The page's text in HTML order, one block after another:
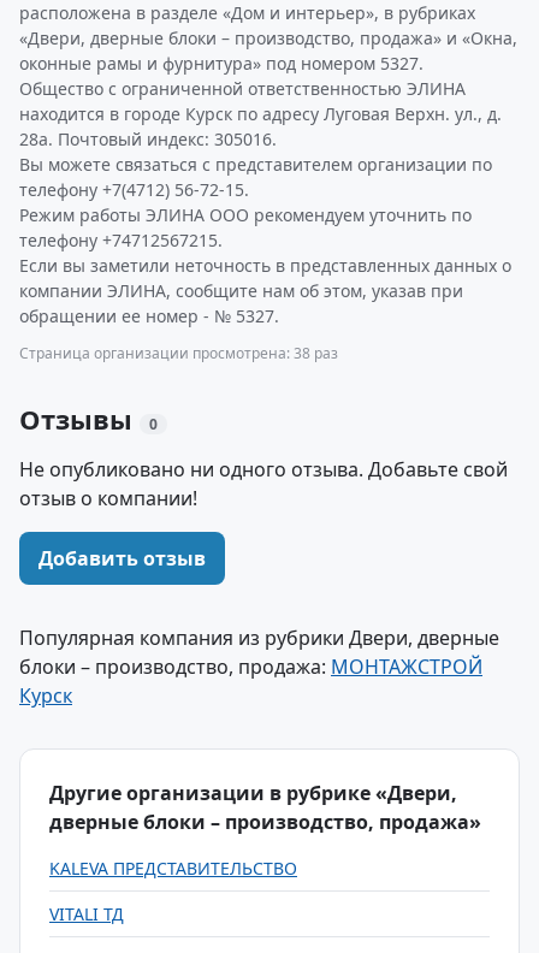
расположена в разделе «Дом и интерьер», в рубриках
«Двери, дверные блоки – производство, продажа» и «Окна,
оконные рамы и фурнитура» под номером 5327.
Общество с ограниченной ответственностью ЭЛИНА
находится в городе Курск по адресу Луговая Верхн. ул., д.
28а. Почтовый индекс: 305016.
Вы можете связаться с представителем организации по
телефону +7(4712) 56-72-15.
Режим работы ЭЛИНА ООО рекомендуем уточнить по
телефону +74712567215.
Если вы заметили неточность в представленных данных о
компании ЭЛИНА, сообщите нам об этом, указав при
обращении ее номер - № 5327.
Страница организации просмотрена: 38 раз
Отзывы 0
Не опубликовано ни одного отзыва. Добавьте свой
отзыв о компании!
Добавить отзыв
Популярная компания из рубрики Двери, дверные
блоки – производство, продажа: МОНТАЖСТРОЙ
Курск
Другие организации в рубрике «Двери,
дверные блоки – производство, продажа»
KALEVA ПРЕДСТАВИТЕЛЬСТВО
VITALI ТД